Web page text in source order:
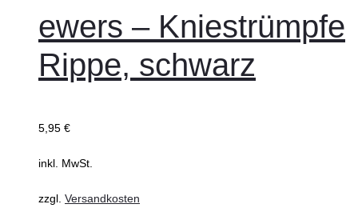
mehrere
Varianten
auf.
Optionen
der
ewers – Kniestrümpfe
Rippe, schwarz
5,95 €
inkl. MwSt.
zzgl. Versandkosten